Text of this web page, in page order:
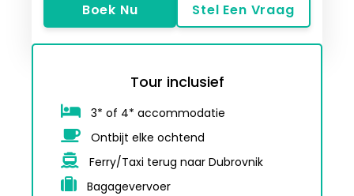
Boek Nu Stel Een Vraag
Tour inclusief
3* of 4* accommodatie
Ontbijt elke ochtend
Ferry/Taxi terug naar Dubrovnik
Bagagevervoer